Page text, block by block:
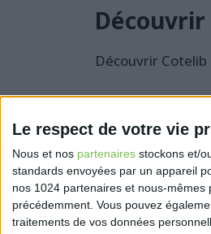
Le respect de votre vie
Nous et nos partenaires stockons et/
standards envoyées par un appareil
nos 1024 partenaires et nous-mêmes
précédemment. Vous pouvez
traitements de vos données
Découvrir Cotelib